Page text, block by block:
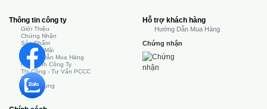
Thông tin công ty
Giới Thiệu
Chứng Nhận
Sản Phẩm
Khuyến Mãi
Hướng Dẫn Mua Hàng
Hình Ảnh Công Ty
Thi Công - Tư Vấn PCCC
Tin Tức
Tuyển Dụng
Liên Hệ
Hỗ trợ khách hàng
Hướng Dẫn Mua Hàng
Chứng nhận